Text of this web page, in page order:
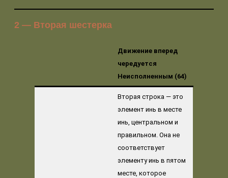
2 — Вторая шестерка
Движение вперед
чередуется
Неисполненным (64)
Вторая строка — это
элемент инь в месте
инь, центральном и
правильном. Она не
соответствует
элементу инь в пятом
месте, которое